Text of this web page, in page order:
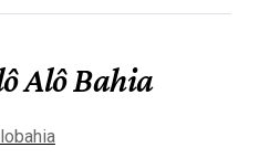
Alô Bahia